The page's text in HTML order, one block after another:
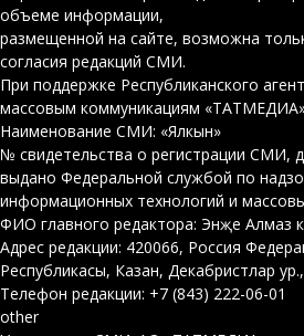
объеме информации,
размещенной на сайте, возможна
согласия редакций СМИ.
При поддержке Республиканского
массовым коммуникациям
Наименование СМИ: «Ялкын»
№ свидетельства о регистрации СМИ,
выдано Федеральной службой по
информационных технологий и
ФИО главного редактора: Энҗе Алмаз
Адрес редакции: 420066, Россия
Республикасы, Казан, Декабристлар
Телефон редакции: +7 (843) 222-06-01
other